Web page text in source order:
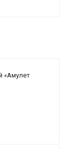
«Амулет